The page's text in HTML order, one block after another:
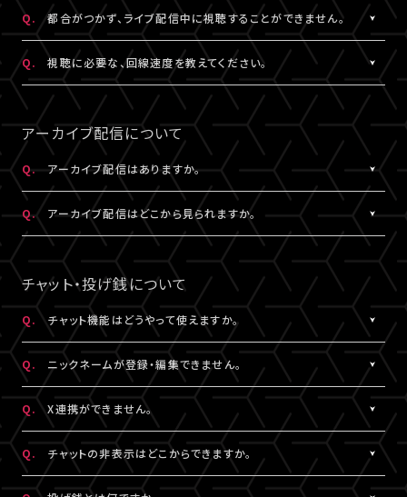
ってください。
ん。
4.スペースが入っていませんか？
入力の際、前後にスペースが入っていないかご確認ください。不要
なスペースを入れると認証されませんので、ご注意ください。
5.キーボードのNum Lock（ナムロック）が押されていませんか？
ノートパソコンをご利用の方は、Num Lockキーが外れた状態で行
ってください。
小さくなっていないかをご確認ください。
A.
視聴チケットをご購入いただいた際と同じA!-ID（メールアドレス）・
パスワードでログインいただければ、端末が違ってもご視聴いただ
けます。
ライブ配信を視聴する端末が推奨環境であることをご確認のうえ、
事前にサンプル動画の映像と音声が正常に再生できることをご確
認ください。
Q. 都合がつかず、ライブ配信中に視聴することができません。
A.
アーカイブ配信がある場合は、視聴チケットをお持ちの方に限りご
視聴いただけます。
公演によってはアーカイブ配信のみの視聴でも視聴チケットのご
購入が可能です。券種や決済方法により販売期間や販売価格など
が異なります。
Q. 視聴に必要な、回線速度を教えてください。
LIVESHIPの配信をより良い画質でご覧いただくには、インターネ
ットの安定した接続速度 (以下の表を参照) を確保していただくこ
とをお勧めします。
QUALITY
（解像度）
必要速度 推奨速度
1080P 15Mbps以上 20Mbps以上
720P 6Mbps以上 9Mbps以上
480P 2Mbps以上 3Mbps以上
360P 0.8Mbps以上 1.2Mbps以上
解像度が選択できる推奨ブラウザは下記のとおりです。
Windows：Chrome、Firefox、Edge
Mac：Chrome、Firefox
アーカイブ配信について
Q. アーカイブ配信はありますか。
A.
公演により異なります。
アーカイブ配信がある場合は、視聴チケットをお持ちの方に限りご
視聴いただけます。
公演によってはアーカイブ配信のみの視聴でも視聴チケットのご
購入が可能です。券種や決済方法により販売期間や販売価格など
が異なります。
Q. アーカイブ配信はどこから見られますか。
A.
アーカイブ配信がある場合は、ライブ配信と同じ配信視聴ページ
でご視聴いただけます。
配信視聴ページは、各公演のチケット販売ページ、「マイページ
内「チケット購入情報」よりアクセスいただけます。
※「決済完了のお知らせ」メールでもご案内しております。
チャット・投げ銭について
Q. チャット機能はどうやって使えますか。
A.
ライブ配信中にご利用いただけるサービスです。
ただし、公演によってはチャット機能をご利用いただけない場合が
あります。
詳細はチケット販売ページでご確認ください。
Q. ニックネームが登録・編集できません。
A.
チャットをするには、ニックネームの設定が必要です。
ニックネームは「マイページ
」内「投稿設定」にて登録・変更が可能
です。
絵文字・機種依存文字等が含まれている場合は登録できませんの
でご注意ください。
Q. X連携ができません。
A. X連携は「マイページ」内「投稿設定」にて設定が可能です。
詳しくは こちらをご確認ください。
※X連携は配信視聴ページからも設定いただけます。
Q. チャットの非表示はどこからできますか。
A. チャット欄下部の「チャットを非表示」（スマートフォンではチャット